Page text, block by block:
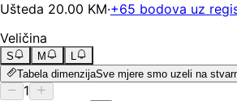
Ušteda 20.00 KM·+65 bodova uz
Veličina
S M
L
Tabela dimenzijaSve mjere smo uzeli na
1